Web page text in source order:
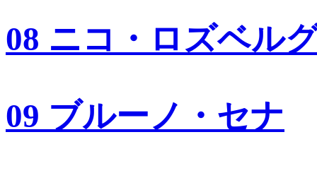
08 ニコ・ロズベル
09 ブルーノ・セナ